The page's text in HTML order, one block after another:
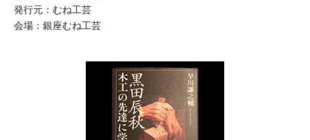
発行元：むね工芸
会場：銀座むね工芸